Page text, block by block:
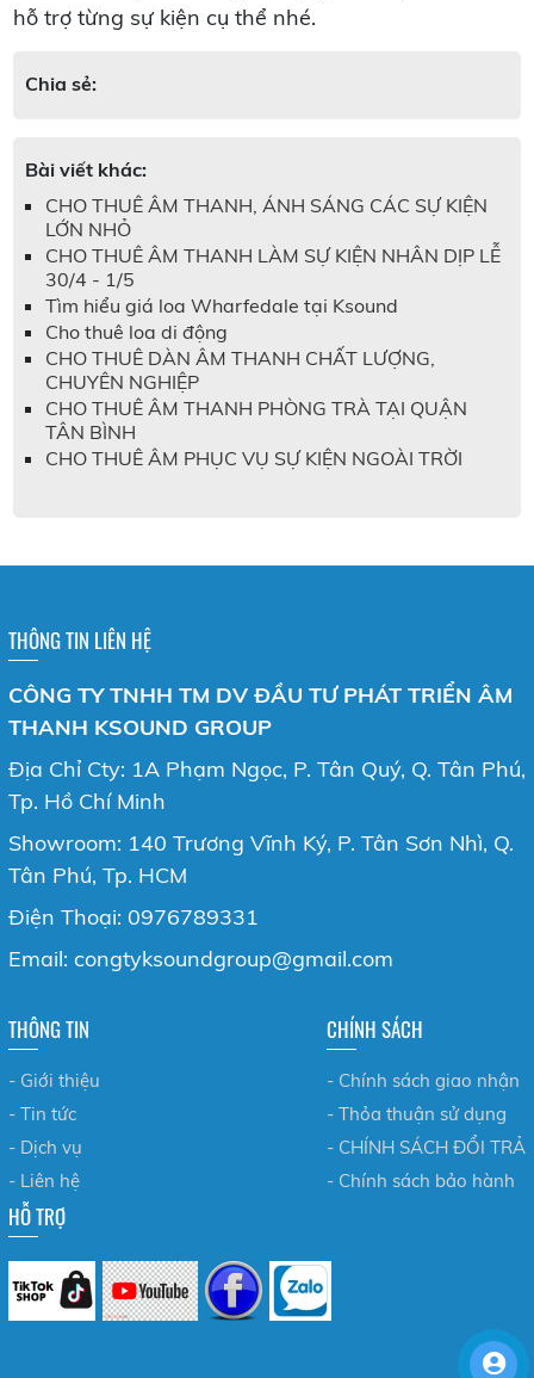
hỗ trợ từng sự kiện cụ thể nhé.
Chia sẻ:
Bài viết khác:
CHO THUÊ ÂM THANH, ÁNH SÁNG CÁC SỰ KIỆN
LỚN NHỎ
CHO THUÊ ÂM THANH LÀM SỰ KIỆN NHÂN DỊP LỄ
30/4 - 1/5
Tìm hiểu giá loa Wharfedale tại Ksound
Cho thuê loa di động
CHO THUÊ DÀN ÂM THANH CHẤT LƯỢNG,
CHUYÊN NGHIỆP
CHO THUÊ ÂM THANH PHÒNG TRÀ TẠI QUẬN
TÂN BÌNH
CHO THUÊ ÂM PHỤC VỤ SỰ KIỆN NGOÀI TRỜI
THÔNG TIN LIÊN HỆ
CÔNG TY TNHH TM DV ĐẦU TƯ PHÁT TRIỂN ÂM
THANH KSOUND GROUP
Địa Chỉ Cty: 1A Phạm Ngọc, P. Tân Quý, Q. Tân Phú,
Tp. Hồ Chí Minh
Showroom: 140 Trương Vĩnh Ký, P. Tân Sơn Nhì, Q.
Tân Phú, Tp. HCM
Điện Thoại: 0976789331
Email: congtyksoundgroup@gmail.com
THÔNG TIN
- Giới thiệu
- Tin tức
- Dịch vụ
- Liên hệ
CHÍNH SÁCH
- Chính sách giao nhận
- Thỏa thuận sử dụng
- CHÍNH SÁCH ĐỔI TRẢ
- Chính sách bảo hành
HỖ TRỢ